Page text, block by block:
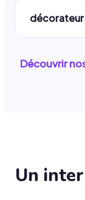
Découvrir
Un